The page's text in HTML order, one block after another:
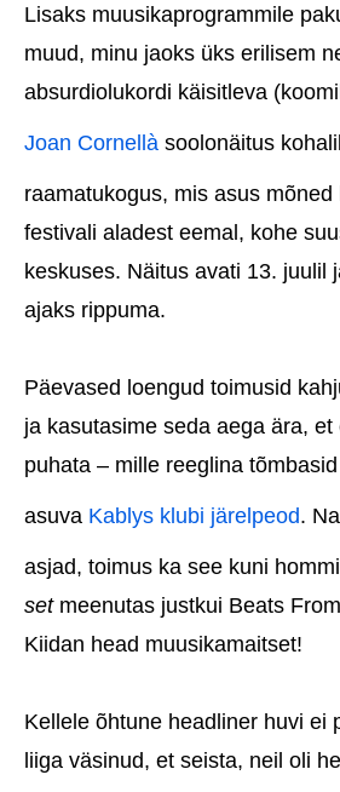
Lisaks muusikaprogrammile
muud, minu jaoks üks erilisem
absurdiolukordi käisitleva
Joan Cornellà soolonäitus
raamatukogus, mis asus mõned
festivali aladest eemal, kohe
keskuses. Näitus avati 13. juulil
ajaks rippuma.
Päevased loengud toimusid
ja kasutasime seda aega ära,
puhata – mille reeglina
asuva Kablys klubi järelpeod.
asjad, toimus ka see kuni
setmeenutas justkui Beats
Kiidan head muusikamaitset!
Kellele õhtune headliner huvi ei
liiga väsinud, et seista, neil oli